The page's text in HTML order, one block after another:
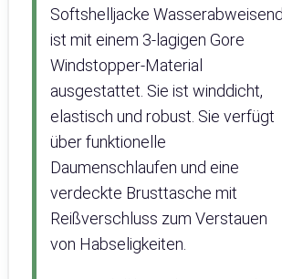
Softshelljacke Wasserabweisend
ist mit einem 3-lagigen Gore
Windstopper-Material
ausgestattet. Sie ist winddicht,
elastisch und robust. Sie verfügt
über funktionelle
Daumenschlaufen und eine
verdeckte Brusttasche mit
Reißverschluss zum Verstauen
von Habseligkeiten.